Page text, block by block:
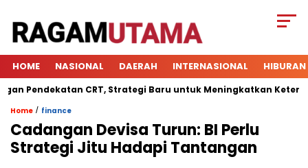
HOME NASIONAL DAERAH INTERNASIONAL HIBURAN
Pendekatan CRT, Strategi Baru untuk Meningkatkan
Home / finance
Cadangan Devisa Turun: BI Perlu
Strategi Jitu Hadapi Tantangan